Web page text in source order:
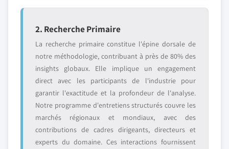
2. Recherche Primaire
La recherche primaire constitue l'épine dorsale de
notre méthodologie, contribuant à près de 80% des
insights globaux. Elle implique un engagement
direct avec les participants de l'industrie pour
garantir l'exactitude et la profondeur de l'analyse.
Notre programme d'entretiens structurés couvre les
marchés régionaux et mondiaux, avec des
contributions de cadres dirigeants, directeurs et
experts du domaine. Ces interactions fournissent